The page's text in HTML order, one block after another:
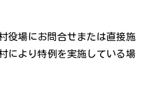
役場にお問合せまたは直接施
により特例を実施している場